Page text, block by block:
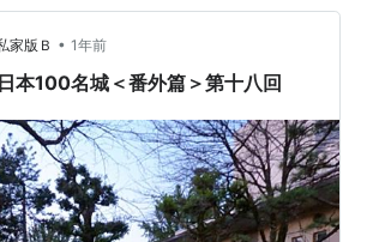
乗谷川沿いの谷間１.７kmに、細長い
した。 １５７３年に、織田信長によっ
倉氏は消滅しますが、 その後土の中に
家版Ｂ • 1年前
本100名城＜番外篇＞第十八回